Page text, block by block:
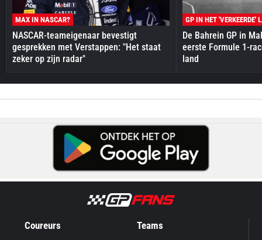
MAX IN NASCAR?
NASCAR-teameigenaar bevestigt
gesprekken met Verstappen: "Het staat
zeker op zijn radar"
GP IN HET 'VERKEERDE'
De Bahrein GP in
eerste Formule 1-
land
Coureurs Teams